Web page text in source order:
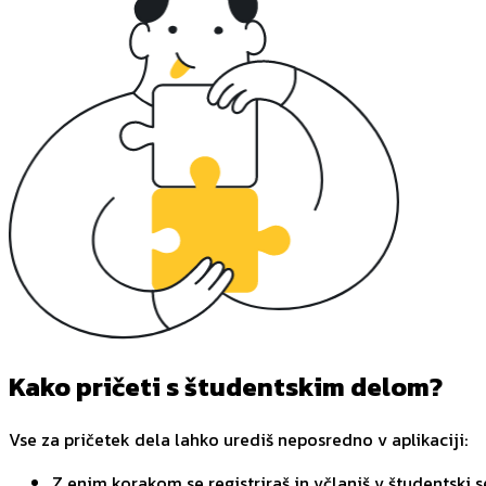
Kako pričeti s študentskim delom?
Vse za pričetek dela lahko urediš neposredno v aplikaciji: